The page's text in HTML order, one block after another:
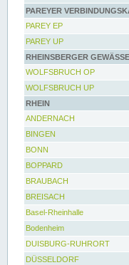
PAREYER
PAREY EP
PAREY UP
RHEINSBERGER
WOLFSBRUCH OP
WOLFSBRUCH UP
RHEIN
ANDERNACH
BINGEN
BONN
BOPPARD
BRAUBACH
BREISACH
Basel-Rheinhalle
Bodenheim
DUISBURG-RUHRORT
DÜSSELDORF